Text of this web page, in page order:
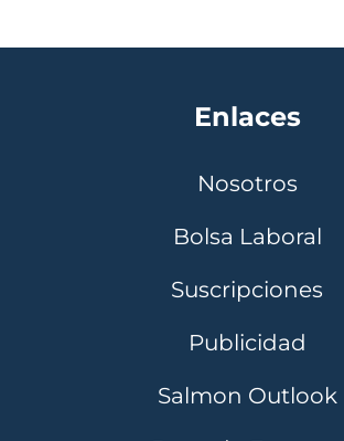
Enlaces
Nosotros
Bolsa Laboral
Suscripciones
Publicidad
Salmon Outlook